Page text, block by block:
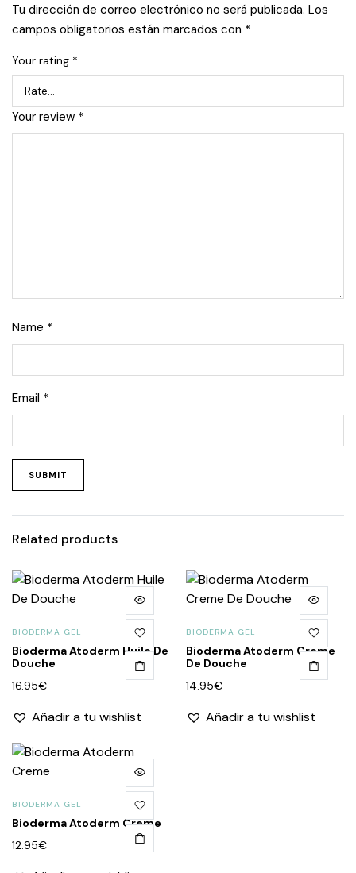
Tu dirección de correo electrónico no será publicada. Los
campos obligatorios están marcados con *
Your rating *
Your review *
Name *
Email *
Related products
BIODERMA GEL
Bioderma Atoderm Huile De
Douche
16.95€
Añadir a tu wishlist
BIODERMA GEL
Bioderma Atoderm Creme
De Douche
14.95€
Añadir a tu wishlist
BIODERMA GEL
Bioderma Atoderm Creme
12.95€